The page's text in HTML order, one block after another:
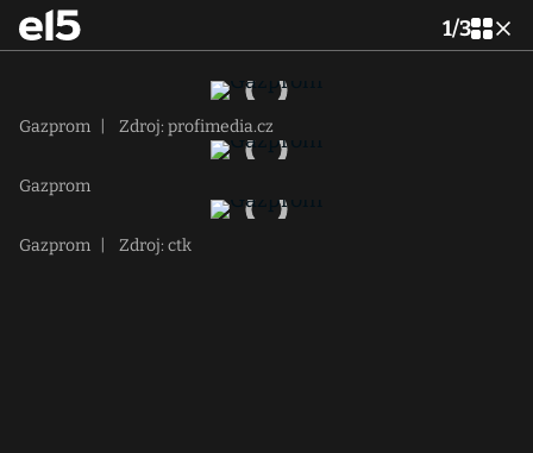
1/3
Gazprom Zdroj: profimedia.cz
Gazprom
Gazprom Zdroj: ctk